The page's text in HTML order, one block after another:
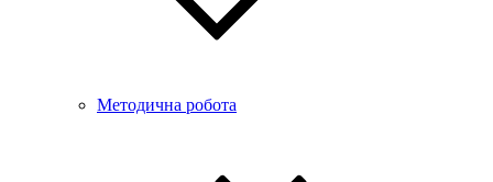
Методична робота